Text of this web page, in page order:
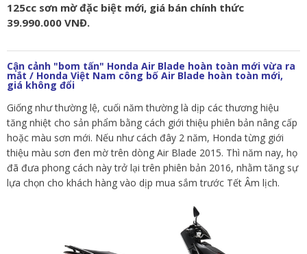
125cc sơn mờ đặc biệt mới, giá bán chính thức
39.990.000 VNĐ.
Cận cảnh "bom tấn" Honda Air Blade hoàn toàn mới vừa ra
mắt / Honda Việt Nam công bố Air Blade hoàn toàn mới,
giá không đổi
Giống như thường lệ, cuối năm thường là dịp các thương hiệu
tăng nhiệt cho sản phẩm bằng cách giới thiệu phiên bản nâng cấp
hoặc màu sơn mới. Nếu như cách đây 2 năm, Honda từng giới
thiệu màu sơn đen mờ trên dòng Air Blade 2015. Thì năm nay, họ
đã đưa phong cách này trở lại trên phiên bản 2016, nhằm tăng sự
lựa chọn cho khách hàng vào dịp mua sắm trước Tết Âm lịch.